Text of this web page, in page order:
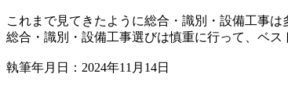
これまで見てきたように総合・識別・設備工事
総合・識別・設備工事選びは慎重に行って、ベス
執筆年月日：2024年11月14日